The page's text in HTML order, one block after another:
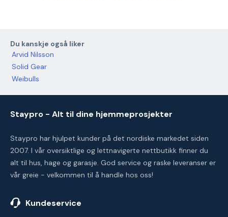
Du kanskje også liker
Arvid Nilsson
Solid Gear
Weibulls
Staypro - Alt til dine hjemmeprosjekter
Staypro har hjulpet kunder på det nordiske markedet siden
2007. I vår oversiktlige og lettnavigerte nettbutikk finner du
alt til hus, hage og garasje. God service og raske leveranser er
vår greie - velkommen til å handle hos oss!
Kundeservice